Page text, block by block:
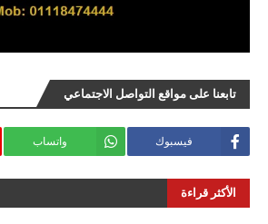
تابعنا على مواقع التواصل الاجتماعي
فيسبوك واتساب
الأكثر قراءة